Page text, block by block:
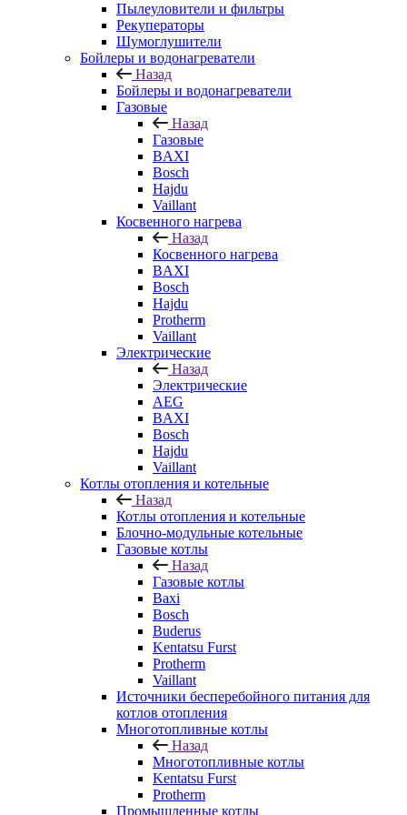
Пылеуловители и фильтры
Рекуператоры
Шумоглушители
Бойлеры и водонагреватели
Назад
Бойлеры и водонагреватели
Газовые
Назад
Газовые
BAXI
Bosch
Hajdu
Vaillant
Косвенного нагрева
Назад
Косвенного нагрева
BAXI
Bosch
Hajdu
Protherm
Vaillant
Электрические
Назад
Электрические
AEG
BAXI
Bosch
Hajdu
Vaillant
Котлы отопления и котельные
Назад
Котлы отопления и котельные
Блочно-модульные котельные
Газовые котлы
Назад
Газовые котлы
Baxi
Bosch
Buderus
Kentatsu Furst
Protherm
Vaillant
Источники бесперебойного питания для
котлов отопления
Многотопливные котлы
Назад
Многотопливные котлы
Kentatsu Furst
Protherm
Промышленные котлы